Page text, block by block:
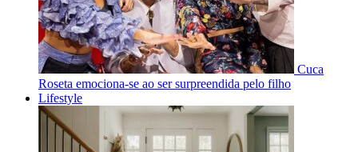
Cuca
Roseta emociona-se ao ser surpreendida pelo filho
Lifestyle